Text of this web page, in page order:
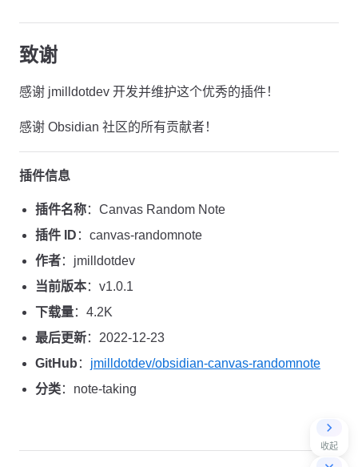
收起
致谢
感谢 jmilldotdev 开发并维护这个优秀的插件！
感谢 Obsidian 社区的所有贡献者！
插件信息
插件名称：Canvas Random Note
插件 ID ：canvas-randomnote
作者：jmilldotdev
当前版本：v1.0.1
下载量：4.2K
最后更新：2022-12-23
GitHub ： jmilldotdev/obsidian-canvas-randomnote
分类：note-taking